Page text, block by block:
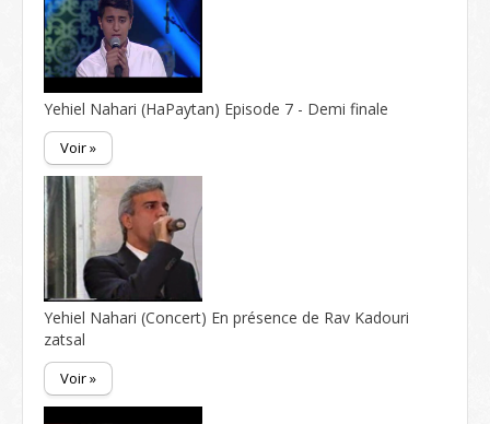
Yehiel Nahari (HaPaytan) Episode 7 - Demi finale
Voir »
Yehiel Nahari (Concert) En présence de Rav Kadouri
zatsal
Voir »